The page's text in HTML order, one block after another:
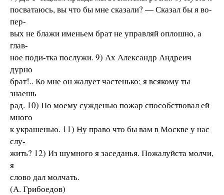
посватаюсь, вы что бы мне сказали? — Сказал бы я во-
пер-
вых не блажи именьем брат не управляй оплошно, а
глав-
ное поди-тка послужи. 9) Ах Александр Андреич
дурно
брат!.. Ко мне он жалует частенько; я всякому ты
знаешь
рад. 10) По моему сужденью пожар способствовал ей
много
к украшенью. 11) Ну право что бы вам в Москве у нас
слу-
жить? 12) Из шумного я заседанья. Пожалуйста молчи,
я
слово дал молчать.
(А. Грибоедов)